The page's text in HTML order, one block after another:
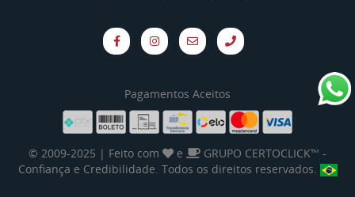
Pagamentos Aceitos
© 2009-2025 | Feito com e GRUPO CERTOCLICK™ -
Confiança e Credibilidade. Todos os direitos reservados.